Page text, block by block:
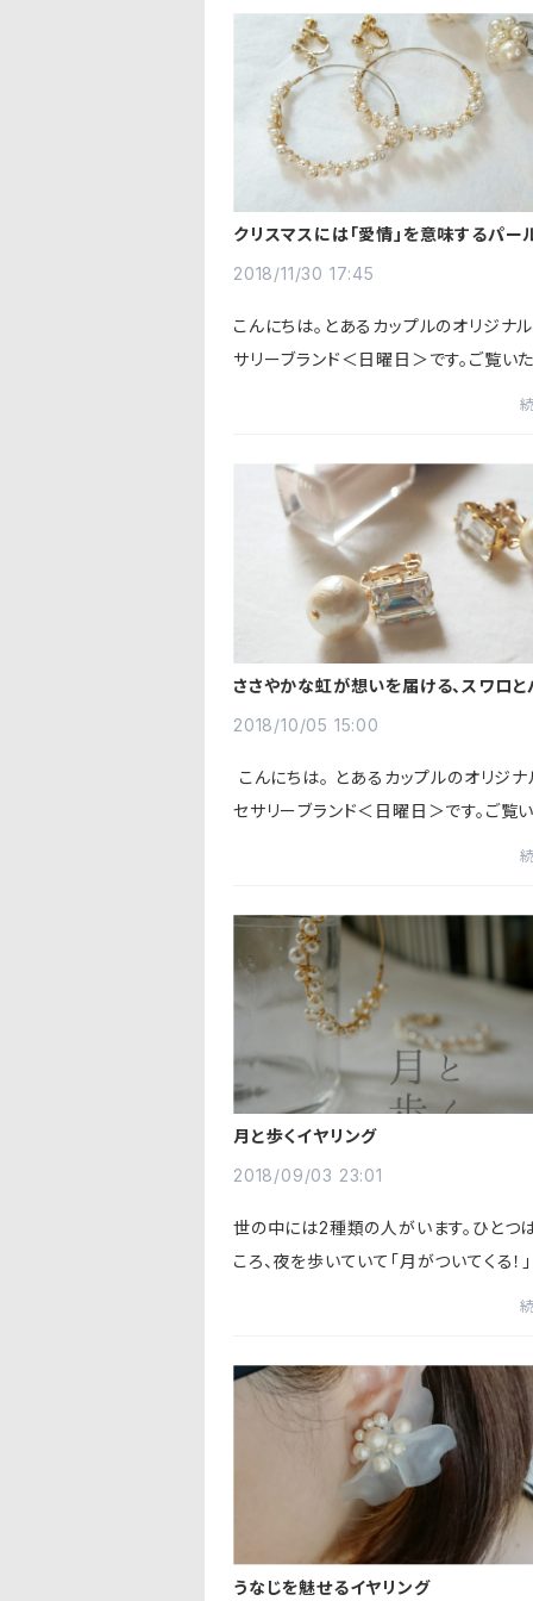
クリスマスには「愛情」を意味するパー
2018/11/30 17:45
こんにちは。とあるカップルのオリジナ
サリーブランド＜日曜日＞です。ご覧い
りがとうございます。今回はクリスマス
します。「今はまだ付...
ささやかな虹が想いを届ける、スワロ
2018/10/05 15:00
こんにちは。 とあるカップルのオリジ
セサリーブランド＜日曜日＞です。ご覧
です。&...
月と歩くイヤリング
2018/09/03 23:01
世の中には2種類の人がいます。ひとつ
ころ、夜を歩いていて「月がついてくる！
なんの疑問もなく、「...
うなじを魅せるイヤリング